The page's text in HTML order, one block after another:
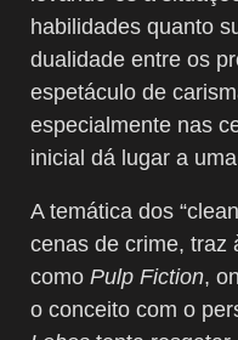
habilidades quanto
dualidade entre os
espetáculo de
especialmente nas
inicial dá lugar a
A temática dos
cenas de crime, traz
como Pulp Fiction,
o conceito com o